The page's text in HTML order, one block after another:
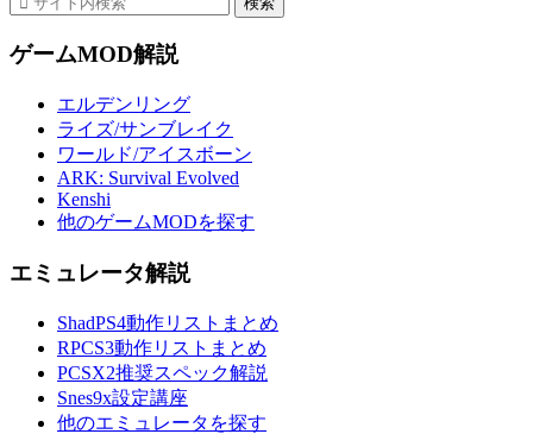
ゲームMOD解説
エルデンリング
ライズ/サンブレイク
ワールド/アイスボーン
ARK: Survival Evolved
Kenshi
他のゲームMODを探す
エミュレータ解説
ShadPS4動作リストまとめ
RPCS3動作リストまとめ
PCSX2推奨スペック解説
Snes9x設定講座
他のエミュレータを探す